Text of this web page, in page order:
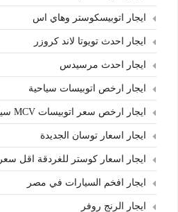
ايجار اتوبيسكوستر وهاي اس
ايجار احدث تويوتا لاند كروزر
ايجار احدث مرسيدس
ايجار ارخص اتوبيسات سياحية
ايجار ارخص سعر اتوبيسات MCV سياحية – تورست باص
ايجار اسعار توسان الجديدة
ايجار اسعار كوستر للغردقة اقل سعر
ايجار افخم السيارات في مصر
ايجار الرنج روفر